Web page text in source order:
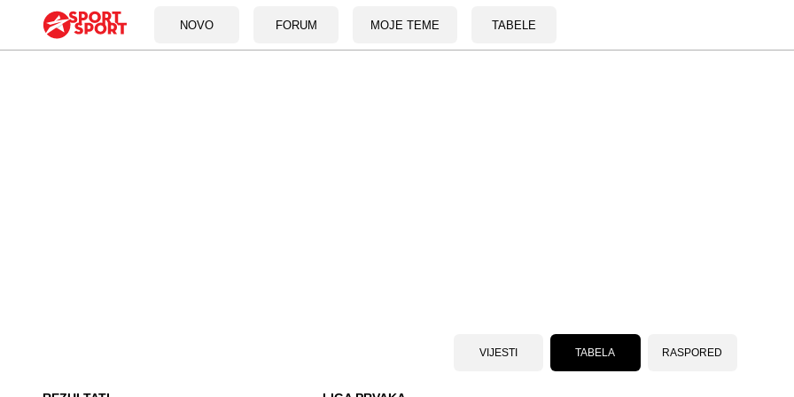
NOVO FORUM MOJE TEME TABELE
VIJESTI TABELA RASPORED